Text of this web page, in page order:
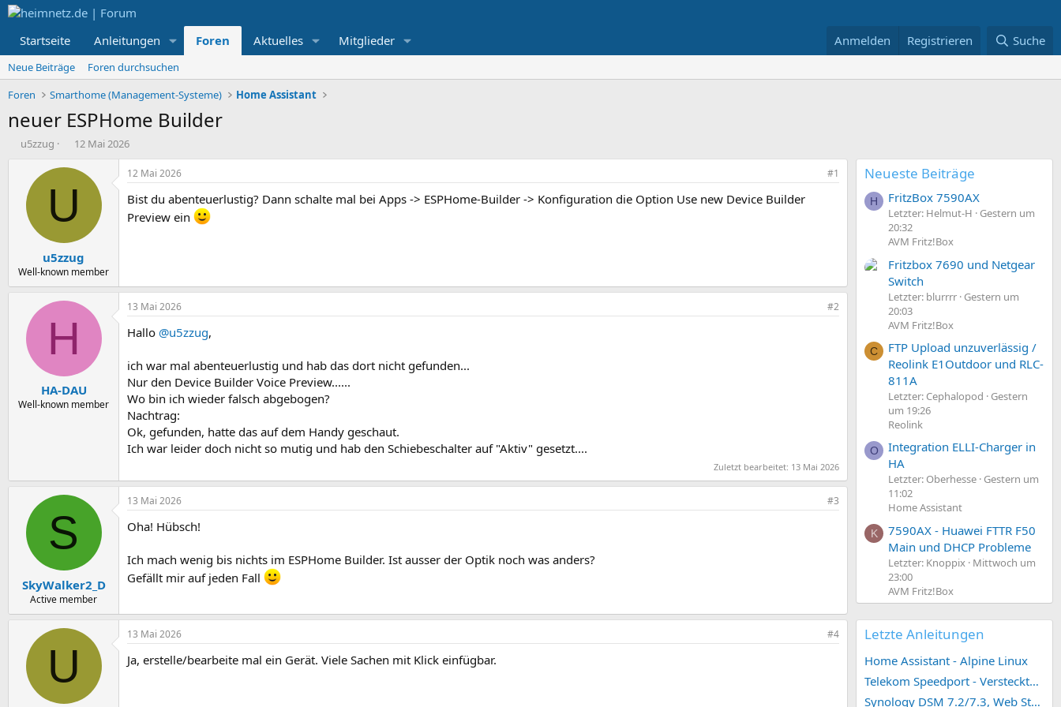
Startseite Anleitungen Foren Aktuelles Mitglieder Anmelden Registrieren Suche
Neue Beiträge
Foren durchsuchen
Foren
Smarthome (Management-Systeme) Home Assistant
neuer ESPHome Builder
E
u5zzug
E
s
l
t
a
m
12 Mai 2026
U
u5zzug
Well-known member
12 Mai 2026 #1
Bist du abenteuerlustig? Dann schalte mal bei Apps -> ESPHome-Builder -> Konfiguration die Option Use new Device Builder
Preview ein
H
HA-DAU
Well-known member
13 Mai 2026 #2
Hallo @u5zzug,
ich war mal abenteuerlustig und hab das dort nicht gefunden...
Nur den Device Builder Voice Preview......
Wo bin ich wieder falsch abgebogen?
Nachtrag:
Ok, gefunden, hatte das auf dem Handy geschaut.
Ich war leider doch nicht so mutig und hab den Schiebeschalter auf "Aktiv" gesetzt....
Zuletzt bearbeitet: 13 Mai 2026
S
SkyWalker2_D
Active member
13 Mai 2026 #3
Oha! Hübsch!
Ich mach wenig bis nichts im ESPHome Builder. Ist ausser der Optik noch was anders?
Gefällt mir auf jeden Fall
U
13 Mai 2026 #4
Ja, erstelle/bearbeite mal ein Gerät. Viele Sachen mit Klick einfügbar.
Neueste Beiträge
H FritzBox 7590AX
Letzter: Helmut-H
Gestern um
20:32
AVM Fritz!Box
Fritzbox 7690 und Netgear
Switch
Letzter: blurrrr Gestern um
20:03
AVM Fritz!Box
C
FTP Upload unzuverlässig /
Reolink E1Outdoor und RLC-
811A
Letzter: Cephalopod
Gestern
um 19:26
Reolink
O
Integration ELLI-Charger in
HA
Letzter: Oberhesse Gestern um
11:02
Home Assistant
K
7590AX - Huawei FTTR F50
Main und DHCP Probleme
Letzter: Knoppix
Mittwoch um
23:00
AVM Fritz!Box
Letzte Anleitungen
Home Assistant - Alpine Linux
Telekom Speedport - Versteckte Konfigurationen
Synology DSM 7.2/7.3, Web Station 4, Webdienst und Webportal erstellen (ehemals vHost)